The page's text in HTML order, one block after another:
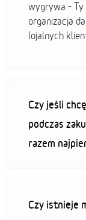
wygrywa - Ty
organizacja
lojalnych
Czy jeśli
podczas
razem
Czy istnieje